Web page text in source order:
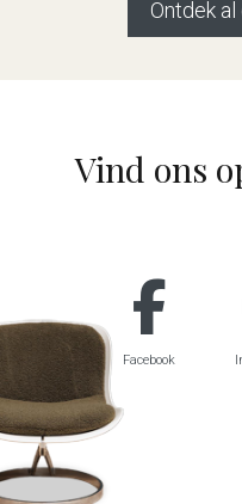
Ontdek
Vind ons
Facebook